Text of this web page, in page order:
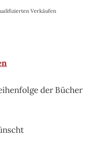
Verkäufen
der Bücher